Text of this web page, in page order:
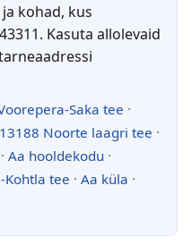
kohad, kus
Kasuta allolevaid
Saka tee ·
13188 Noorte laagri tee ·
· Aa hooldekodu ·
Kohtla tee · Aa küla ·